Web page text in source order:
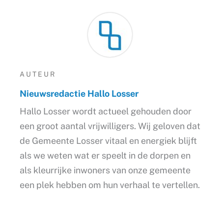
AUTEUR
Nieuwsredactie Hallo Losser
Hallo Losser wordt actueel gehouden door
een groot aantal vrijwilligers. Wij geloven dat
de Gemeente Losser vitaal en energiek blijft
als we weten wat er speelt in de dorpen en
als kleurrijke inwoners van onze gemeente
een plek hebben om hun verhaal te vertellen.